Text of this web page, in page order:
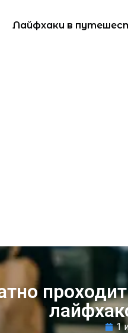
Лайфхаки в
1